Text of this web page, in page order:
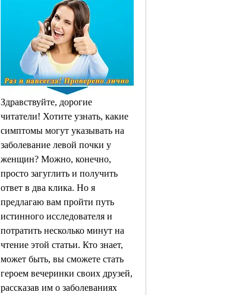
Здравствуйте, дорогие
читатели! Хотите узнать, какие
симптомы могут указывать на
заболевание левой почки у
женщин? Можно, конечно,
просто загуглить и получить
ответ в два клика. Но я
предлагаю вам пройти путь
истинного исследователя и
потратить несколько минут на
чтение этой статьи. Кто знает,
может быть, вы сможете стать
героем вечеринки своих друзей,
рассказав им о заболеваниях